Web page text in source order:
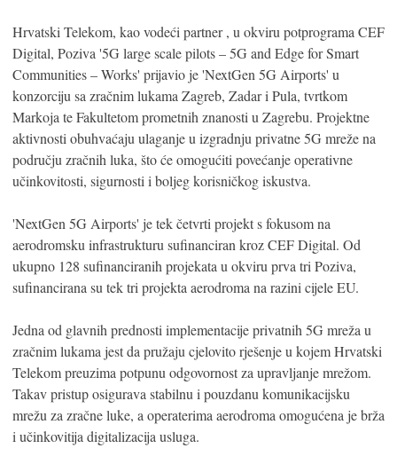
Hrvatski Telekom, kao vodeći partner , u okviru potprograma CEF
Digital, Poziva '5G large scale pilots – 5G and Edge for Smart
Communities – Works' prijavio je 'NextGen 5G Airports' u
konzorciju sa zračnim lukama Zagreb, Zadar i Pula, tvrtkom
Markoja te Fakultetom prometnih znanosti u Zagrebu. Projektne
aktivnosti obuhvaćaju ulaganje u izgradnju privatne 5G mreže na
području zračnih luka, što će omogućiti povećanje operativne
učinkovitosti, sigurnosti i boljeg korisničkog iskustva.
'NextGen 5G Airports' je tek četvrti projekt s fokusom na
aerodromsku infrastrukturu sufinanciran kroz CEF Digital. Od
ukupno 128 sufinanciranih projekata u okviru prva tri Poziva,
sufinancirana su tek tri projekta aerodroma na razini cijele EU.
Jedna od glavnih prednosti implementacije privatnih 5G mreža u
zračnim lukama jest da pružaju cjelovito rješenje u kojem Hrvatski
Telekom preuzima potpunu odgovornost za upravljanje mrežom.
Takav pristup osigurava stabilnu i pouzdanu komunikacijsku
mrežu za zračne luke, a operaterima aerodroma omogućena je brža
i učinkovitija digitalizacija usluga.